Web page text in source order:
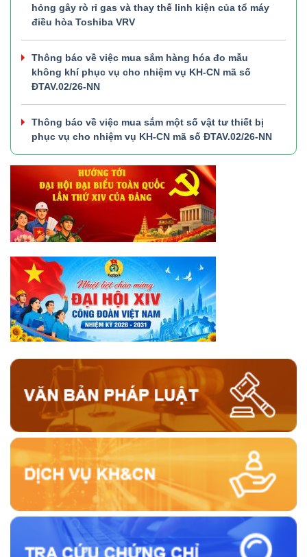
hỏng gây rò rỉ gas và thay thế linh kiện của tổ máy
điều hòa Toshiba VRV
Thông báo về việc mua sắm hàng hóa đo mẫu
không khí phục vụ cho nhiệm vụ KH-CN mã số
ĐTAV.02/26-NN
Thông báo về việc mua sắm một số vật tư thiết bị
phục vụ cho nhiệm vụ KH-CN mã số ĐTAV.02/26-NN